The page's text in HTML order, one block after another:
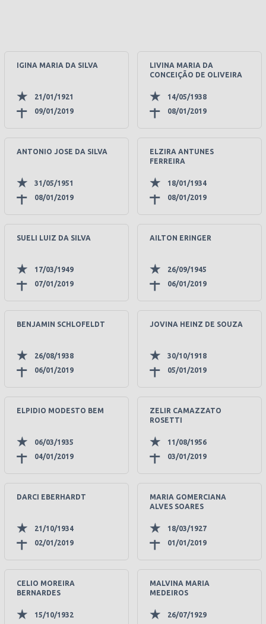
IGINA MARIA DA SILVA
21/01/1921
09/01/2019
LIVINA MARIA DA
CONCEIÇÃO DE OLIVEIRA
14/05/1938
08/01/2019
ANTONIO JOSE DA SILVA
31/05/1951
08/01/2019
ELZIRA ANTUNES
FERREIRA
18/01/1934
08/01/2019
SUELI LUIZ DA SILVA
17/03/1949
07/01/2019
AILTON ERINGER
26/09/1945
06/01/2019
BENJAMIN SCHLOFELDT
26/08/1938
06/01/2019
JOVINA HEINZ DE SOUZA
30/10/1918
05/01/2019
ELPIDIO MODESTO BEM
06/03/1935
04/01/2019
ZELIR CAMAZZATO
ROSETTI
11/08/1956
03/01/2019
DARCI EBERHARDT
21/10/1934
02/01/2019
MARIA GOMERCIANA
ALVES SOARES
18/03/1927
01/01/2019
CELIO MOREIRA
BERNARDES
15/10/1932
MALVINA MARIA
MEDEIROS
26/07/1929